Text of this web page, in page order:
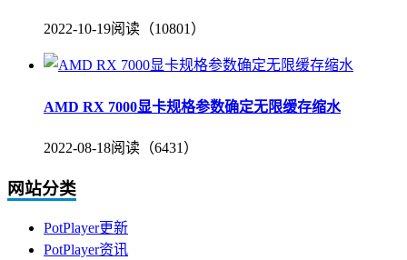
2022-10-19阅读（10801）
AMD RX 7000显卡规格参数确定无限缓存缩水
2022-08-18阅读（6431）
网站分类
PotPlayer更新
PotPlayer资讯